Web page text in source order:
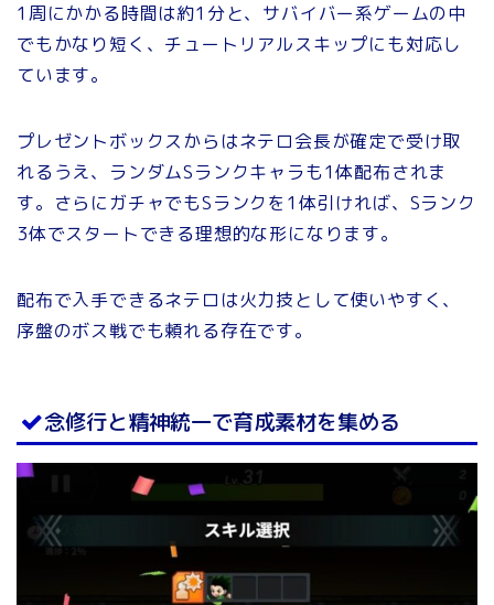
1周にかかる時間は約1分と、サバイバー系ゲームの中
でもかなり短く、チュートリアルスキップにも対応し
ています。
プレゼントボックスからはネテロ会長が確定で受け取
れるうえ、ランダムSランクキャラも1体配布されま
す。さらにガチャでもSランクを1体引ければ、Sランク
3体でスタートできる理想的な形になります。
配布で入手できるネテロは火力技として使いやすく、
序盤のボス戦でも頼れる存在です。
念修行と精神統一で育成素材を集める